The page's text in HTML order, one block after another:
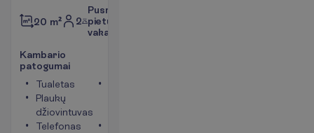
20 m² 2
Pusryčiai,
pietūs,
vakarienė
Kambario
patogumai
Tualetas
Plaukų
džiovintuvas
Telefonas